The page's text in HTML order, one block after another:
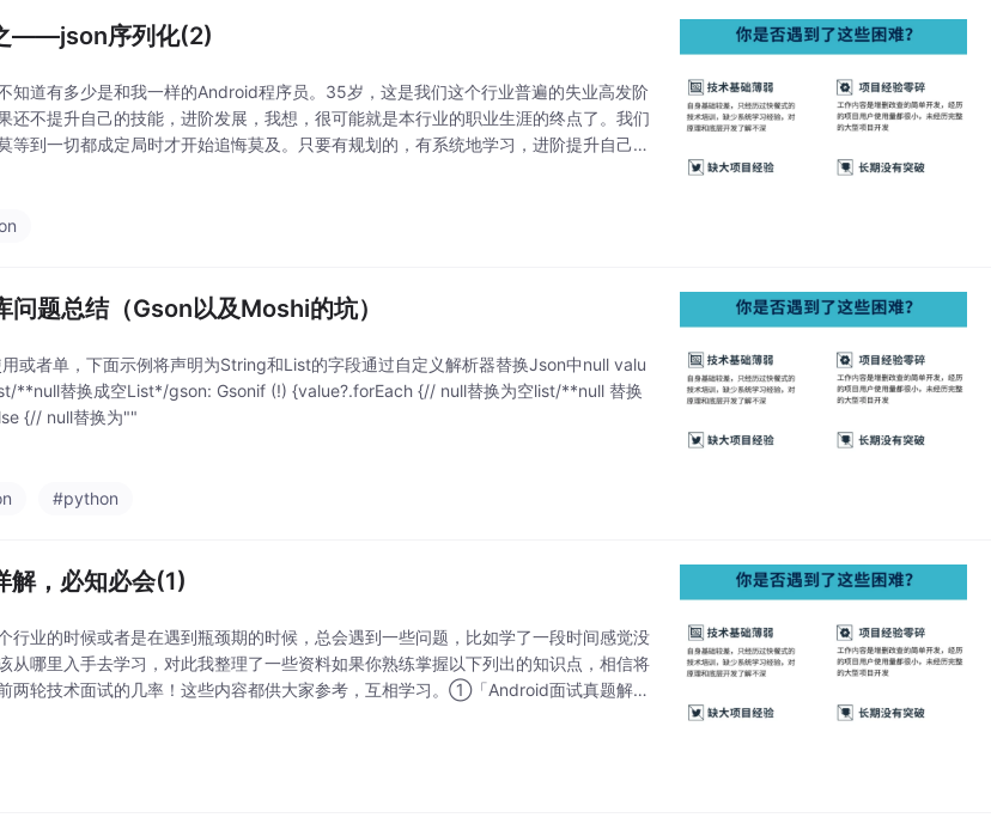
——json序列化(2)
知道有多少是和我一样的Android程序员。35岁，这是我们这个行业普遍的失业高发阶
还不提升自己的技能，进阶发展，我想，很可能就是本行业的职业生涯的终点了。我们
等到一切都成定局时才开始追悔莫及。只要有规划的，有系统地学习，进阶提升自己并
题总结（Gson以及Moshi的坑）
或者单，下面示例将声明为String和List的字段通过自定义解析器替换Json中null valu
**null替换成空List*/gson: Gsonif (!) {value?.forEach {// null替换为空list/**null 替换
{// null替换为""
#python
，必知必会(1)
行业的时候或者是在遇到瓶颈期的时候，总会遇到一些问题，比如学了一段时间感觉没
从哪里入手去学习，对此我整理了一些资料如果你熟练掌握以下列出的知识点，相信将
两轮技术面试的几率！这些内容都供大家参考，互相学习。①「Android面试真题解析